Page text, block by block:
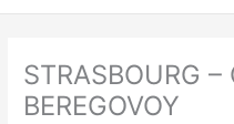
STRASBOURG –
BEREGOVOY